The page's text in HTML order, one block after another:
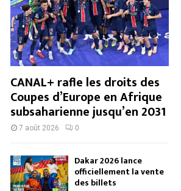
CANAL+ rafle les droits des
Coupes d’Europe en Afrique
subsaharienne jusqu’en 2031
7 août 2026 0
Dakar 2026 lance
officiellement la vente
des billets